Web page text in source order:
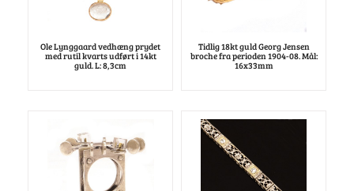
Ole Lynggaard vedhæng prydet
med rutil kvarts udført i 14kt
guld. L: 8,3cm
Tidlig 18kt guld Georg Jensen
broche fra perioden 1904-08. Mål:
16x33mm